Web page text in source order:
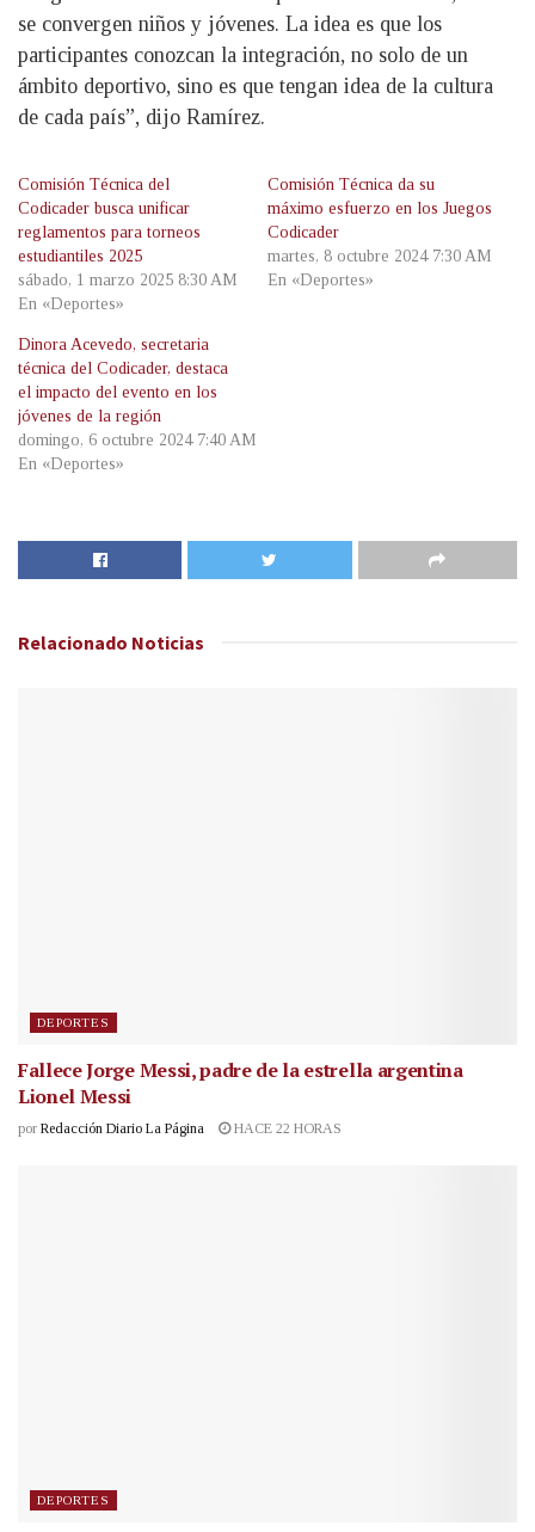
se convergen niños y jóvenes. La idea es que los
participantes conozcan la integración, no solo de un
ámbito deportivo, sino es que tengan idea de la cultura
de cada país”, dijo Ramírez.
Comisión Técnica del
Codicader busca unificar
reglamentos para torneos
estudiantiles 2025
sábado, 1 marzo 2025 8:30 AM
En «Deportes»
Comisión Técnica da su
máximo esfuerzo en los Juegos
Codicader
martes, 8 octubre 2024 7:30 AM
En «Deportes»
Dinora Acevedo, secretaria
técnica del Codicader, destaca
el impacto del evento en los
jóvenes de la región
domingo, 6 octubre 2024 7:40 AM
En «Deportes»
Relacionado Noticias
DEPORTES
Fallece Jorge Messi, padre de la estrella argentina
Lionel Messi
por Redacción Diario La Página HACE 22 HORAS
DEPORTES